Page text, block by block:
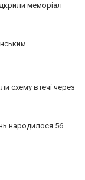
меморіал
схему втечі через
народилося 56